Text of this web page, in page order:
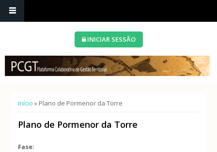
INICIAR SESSÃO
Está aqui
Início » Plano de Pormenor da Torre
Plano de Pormenor da Torre
Fase: